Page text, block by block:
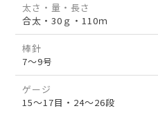
太さ・量・長さ
合太・30ｇ・110ｍ
棒針
7～9号
ゲージ
15～17目・24～26段